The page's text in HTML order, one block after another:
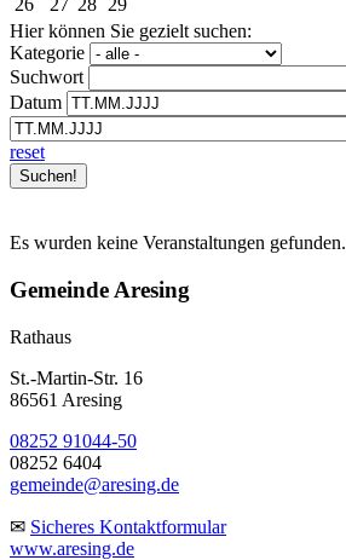
26
27 28 29
Hier können Sie gezielt suchen:
Kategorie
Suchwort
Datum
reset
Es wurden keine Veranstaltungen gefunden.
Gemeinde Aresing
Rathaus
St.-Martin-Str. 16
86561 Aresing
08252 91044-50
08252 6404
gemeinde@aresing.de
✉ Sicheres Kontaktformular
www.aresing.de